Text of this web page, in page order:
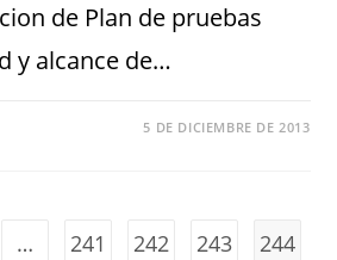
de Plan de pruebas
y alcance de…
5 DE DICIEMBRE DE 2013
… 241 242 243
244